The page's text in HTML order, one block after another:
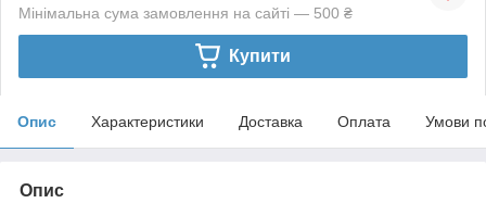
Мінімальна сума замовлення на сайті — 500 ₴
Купити
Опис Характеристики Доставка Оплата Умови
Опис